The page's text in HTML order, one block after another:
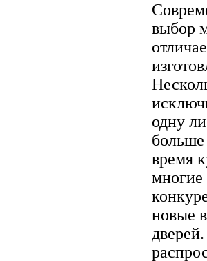
выбор
одну
время
многие
новые